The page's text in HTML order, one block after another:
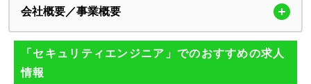
会社概要／事業概要
「セキュリティエンジニア」でのおすすめの求人
情報